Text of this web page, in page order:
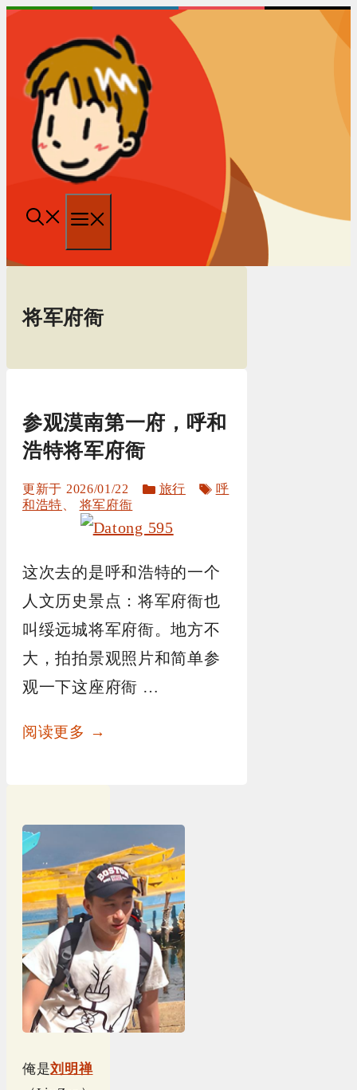
跳
单
将军府衙
参观漠南第一府，呼和
浩特将军府衙
2026/01/22
分
旅行
标
呼
和浩特
将军府衙
这次去的是呼和浩特的一个
人文历史景点：将军府衙也
叫绥远城将军府衙。地方不
大，拍拍景观照片和简单参
观一下这座府衙 …
阅读更多 →
俺是刘明禅